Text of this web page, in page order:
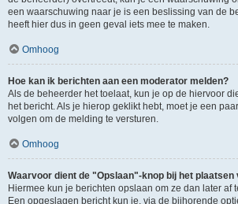
een waarschuwing naar je is een beslissing van de
heeft hier dus in geen geval iets mee te maken.
Omhoog
Hoe kan ik berichten aan een moderator melden?
Als de beheerder het toelaat, kun je op de hiervoor
het bericht. Als je hierop geklikt hebt, moet je een
volgen om de melding te versturen.
Omhoog
Waarvoor dient de "Opslaan"-knop bij het plaatsen
Hiermee kun je berichten opslaan om ze dan later af
Een opgeslagen bericht kun je, via de bijhorende